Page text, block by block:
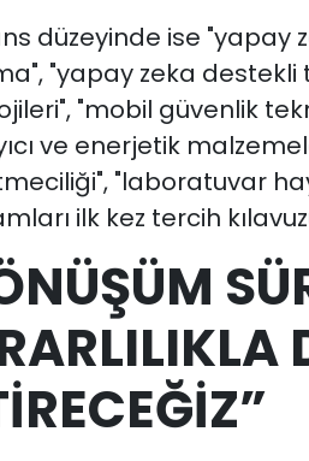
düzeyinde ise "yapay
"yapay zeka destekli
"mobil güvenlik
ve enerjetik
"laboratuvar
ilk kez tercih